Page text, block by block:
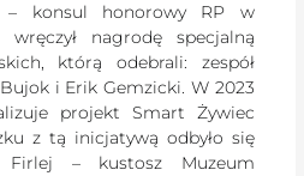
– konsul honorowy RP w
wręczył nagrodę specjalną
którą odebrali: zespół
i Erik Gemzicki. W 2023
projekt Smart Żywiec
z tą inicjatywą odbyło się
Firlej – kustosz Muzeum